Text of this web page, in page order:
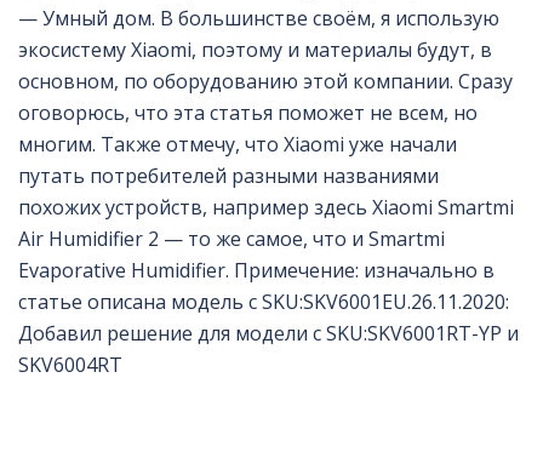
— Умный дом. В большинстве своём, я использую
экосистему Xiaomi, поэтому и материалы будут, в
основном, по оборудованию этой компании. Сразу
оговорюсь, что эта статья поможет не всем, но
многим. Также отмечу, что Xiaomi уже начали
путать потребителей разными названиями
похожих устройств, например здесь Xiaomi Smartmi
Air Humidifier 2 — то же самое, что и Smartmi
Evaporative Humidifier. Примечение: изначально в
статье описана модель с SKU:SKV6001EU.26.11.2020:
Добавил решение для модели с SKU:SKV6001RT-YP и
SKV6004RT